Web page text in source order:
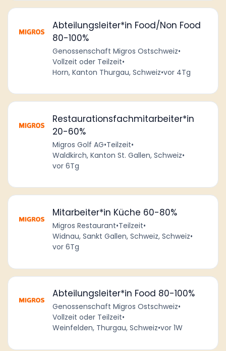
Abteilungsleiter*in Food/Non Food
80-100%
Genossenschaft Migros Ostschweiz•
Vollzeit oder Teilzeit•
Horn, Kanton Thurgau, Schweiz•vor 4Tg
Restaurationsfachmitarbeiter*in
20-60%
Migros Golf AG•Teilzeit•
Waldkirch, Kanton St. Gallen, Schweiz•
vor 6Tg
Mitarbeiter*in Küche 60-80%
Migros Restaurant•Teilzeit•
Widnau, Sankt Gallen, Schweiz, Schweiz•
vor 6Tg
Abteilungsleiter*in Food 80-100%
Genossenschaft Migros Ostschweiz•
Vollzeit oder Teilzeit•
Weinfelden, Thurgau, Schweiz•vor 1W